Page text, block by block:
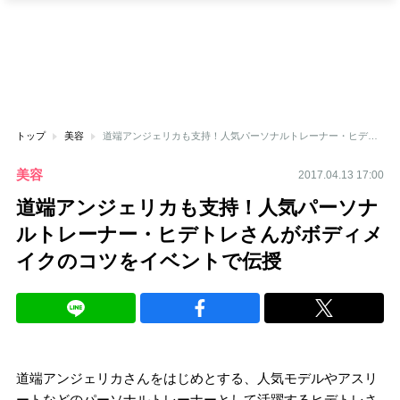
トップ 美容 道端アンジェリカも支持！人気パーソナルトレーナー・ヒデトレさんがボディメイクのコツをイベントで伝授
美容 2017.04.13 17:00
道端アンジェリカも支持！人気パーソナ
ルトレーナー・ヒデトレさんがボディメ
イクのコツをイベントで伝授
道端アンジェリカさんをはじめとする、人気モデルやアスリ